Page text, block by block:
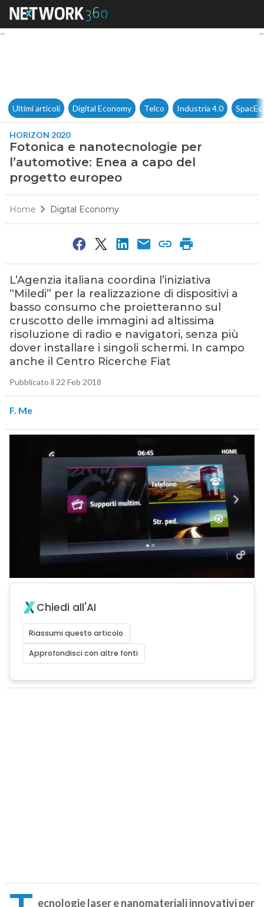
Fotonica e nanotecnologie
Ultimi articoli Digital Economy Telco Industria 4.0
HORIZON 2020
Fotonica e nanotecnologie per
l’automotive: Enea a capo del
progetto europeo
Home Digital Economy
L’Agenzia italiana coordina l’iniziativa
“Miledi” per la realizzazione di dispositivi a
basso consumo che proietteranno sul
cruscotto delle immagini ad altissima
risoluzione di radio e navigatori, senza più
dover installare i singoli schermi. In campo
anche il Centro Ricerche Fiat
Pubblicato il 22 Feb 2018
F. Me
Chiedi all'AI
Riassumi questo articolo
Approfondisci con altre fonti
ecnologie laser e nanomateriali innovativi per